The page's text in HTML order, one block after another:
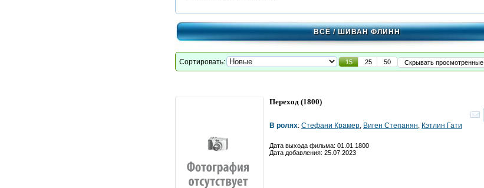
ВСЁ/ ШИВАН ФЛИНН
Сортировать: 15 25 50 Скрывать просмотренные
Переход (1800)
В ролях: Стефани Крамер, Виген Степанян, Кэтлин Гати
Дата выхода фильма: 01.01.1800
Дата добавления: 25.07.2023